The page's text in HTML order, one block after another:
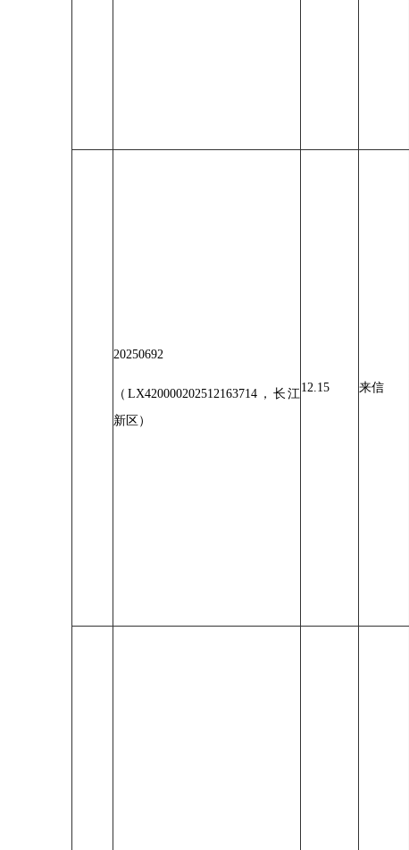
20250692
（LX420000202512163714，长江
新区）
12.15 来信